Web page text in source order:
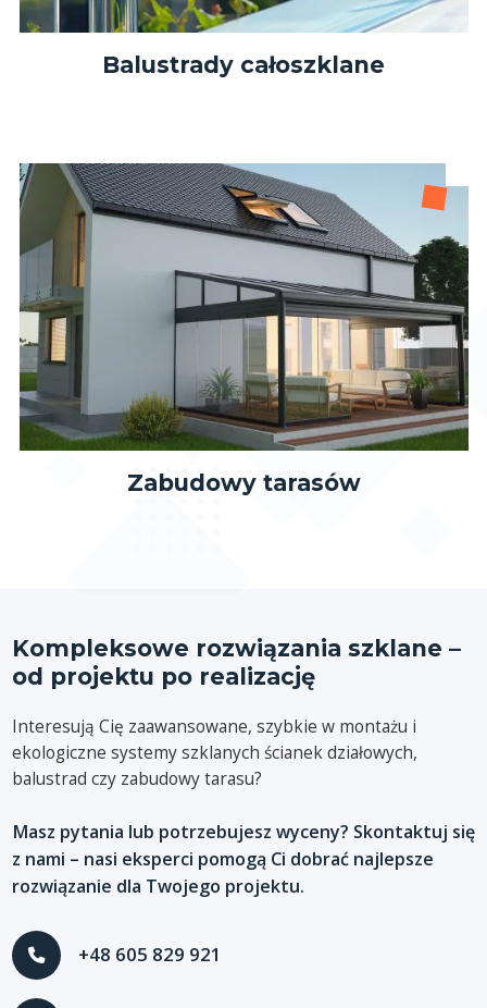
Balustrady całoszklane
Zabudowy tarasów
Kompleksowe rozwiązania szklane –
od projektu po realizację
Interesują Cię zaawansowane, szybkie w montażu i
ekologiczne systemy szklanych ścianek działowych,
balustrad czy zabudowy tarasu?
Masz pytania lub potrzebujesz wyceny? Skontaktuj się
z nami – nasi eksperci pomogą Ci dobrać najlepsze
rozwiązanie dla Twojego projektu.
+48 605 829 921